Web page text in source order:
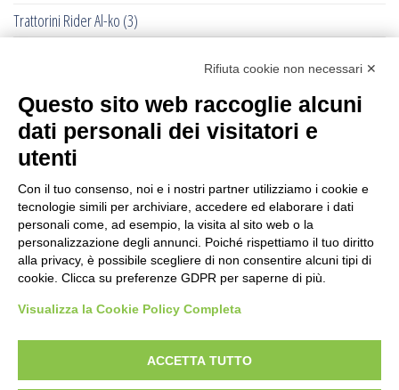
Trattorini Rider Al-ko (3)
Trattorini Rider Husqvarna - Piatti di taglio
(6)
Trinciasarmenti
Trinciatutto Trattorino(7)
Troncarami manuali (3)
Troncatrici a catena diamanta (0)
Troncatrici Manuali Elettriche(2)
Turbine da neve(0)
Verricelli a scoppio(12)
Rifiuta cookie non necessari ✕
Questo sito web raccoglie alcuni
dati personali dei visitatori e
utenti
Con il tuo consenso, noi e i nostri partner utilizziamo i cookie e
tecnologie simili per archiviare, accedere ed elaborare i dati
personali come, ad esempio, la visita al sito web o la
personalizzazione degli annunci. Poiché rispettiamo il tuo diritto
alla privacy, è possibile scegliere di non consentire alcuni tipi di
cookie. Clicca su preferenze GDPR per saperne di più.
Visualizza la Cookie Policy Completa
ACCETTA TUTTO